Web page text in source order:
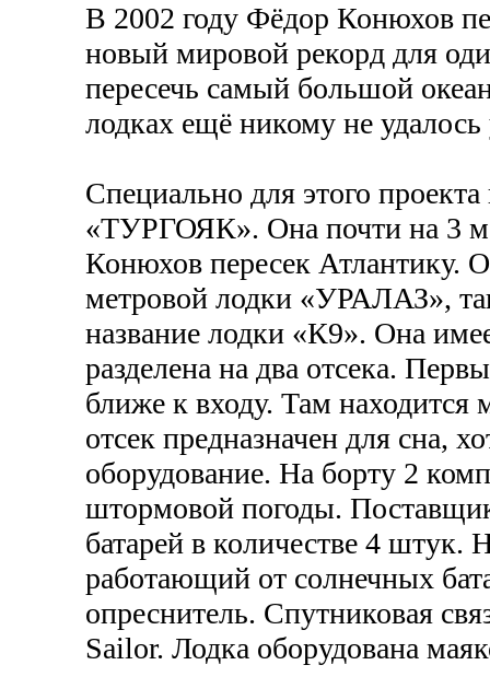
В 2002 году Фёдор Конюхов
новый мировой рекорд для
пересечь самый большой
лодках ещё никому не
Специально для этого
«ТУРГОЯК». Она почти на 3
Конюхов пересек Атлантику.
метровой лодки «УРАЛАЗ»,
название лодки «К9». Она
разделена на два отсека.
ближе к входу. Там
отсек предназначен для сна,
оборудование. На борту 2
штормовой погоды.
батарей в количестве 4 штук.
работающий от солнечных
опреснитель. Спутниковая
Sailor. Лодка оборудована